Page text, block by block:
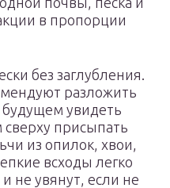
в пропорции
без заглубления.
разложить
будущем увидеть
сверху присыпать
из опилок, хвои,
всходы легко
не увянут, если не